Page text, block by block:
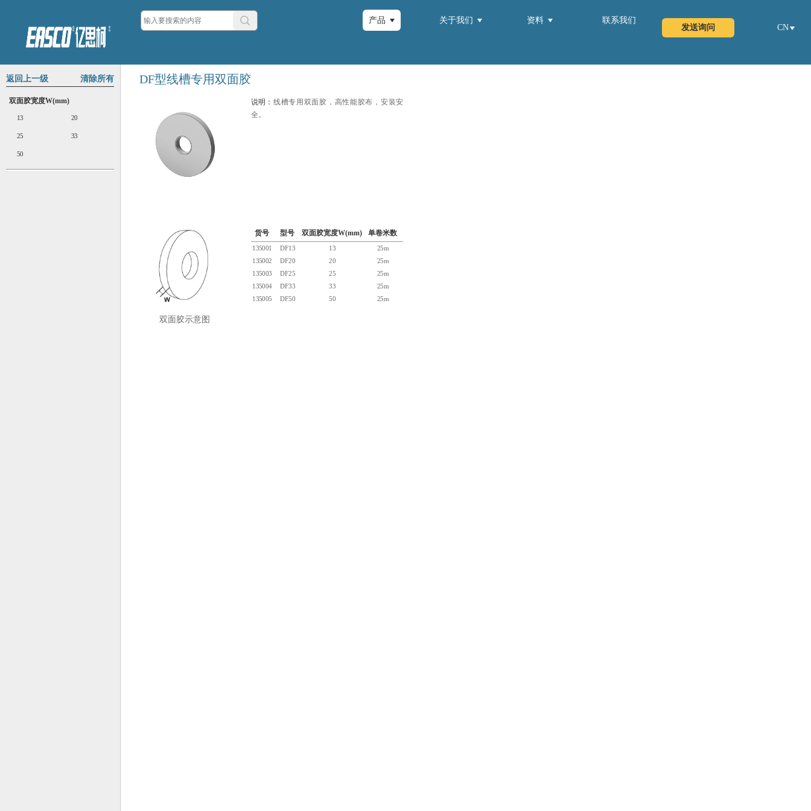
产品 关于我们 资料
联系我们
发送询问
CN
清除所有
返回上一级
双面胶宽度W(mm)
13 20
25 33
50
DF型线槽专用双面胶
说明： 线槽专用双面胶，高性能胶布，安装安
全。
双面胶示意图
货号 型号 双面胶宽度W(mm) 单卷米数
135001 DF13 13
25m
135002
DF20 20
25m
135003
DF25 25
25m
135004
DF33 33
25m
135005
DF50 50 25m